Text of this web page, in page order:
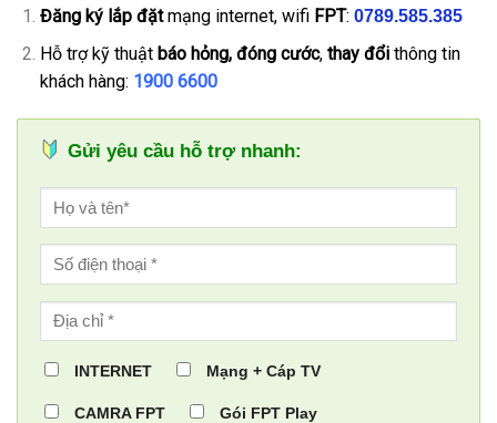
Đăng ký lắp đặtmạng internet, wifi FPT: 0789.585.385
Hỗ trợ kỹ thuật báo hỏng, đóng cước, thay đổithông tin
khách hàng: 1900 6600
Gửi yêu cầu hỗ trợ nhanh:
INTERNET Mạng + Cáp TV
CAMRA FPT Gói FPT Play